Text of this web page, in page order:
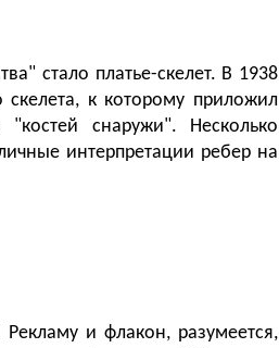
стало платье-скелет. В 1938
к которому приложил
снаружи". Несколько
интерпретации ребер на
и флакон, разумеется,